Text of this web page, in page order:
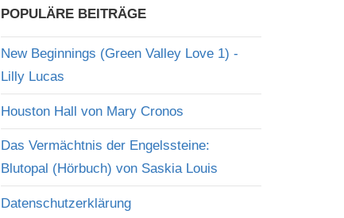
POPULÄRE BEITRÄGE
New Beginnings (Green Valley Love 1) -
Lilly Lucas
Houston Hall von Mary Cronos
Das Vermächtnis der Engelssteine:
Blutopal (Hörbuch) von Saskia Louis
Datenschutzerklärung